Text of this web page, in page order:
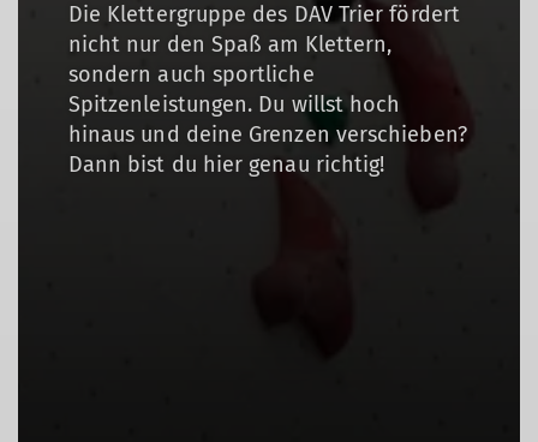
Die Klettergruppe des DAV Trier fördert
nicht nur den Spaß am Klettern,
sondern auch sportliche
Spitzenleistungen. Du willst hoch
hinaus und deine Grenzen verschieben?
Dann bist du hier genau richtig!